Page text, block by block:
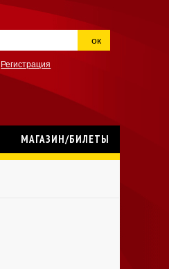
ок
Регистрация
МАГАЗИН/БИЛЕТЫ